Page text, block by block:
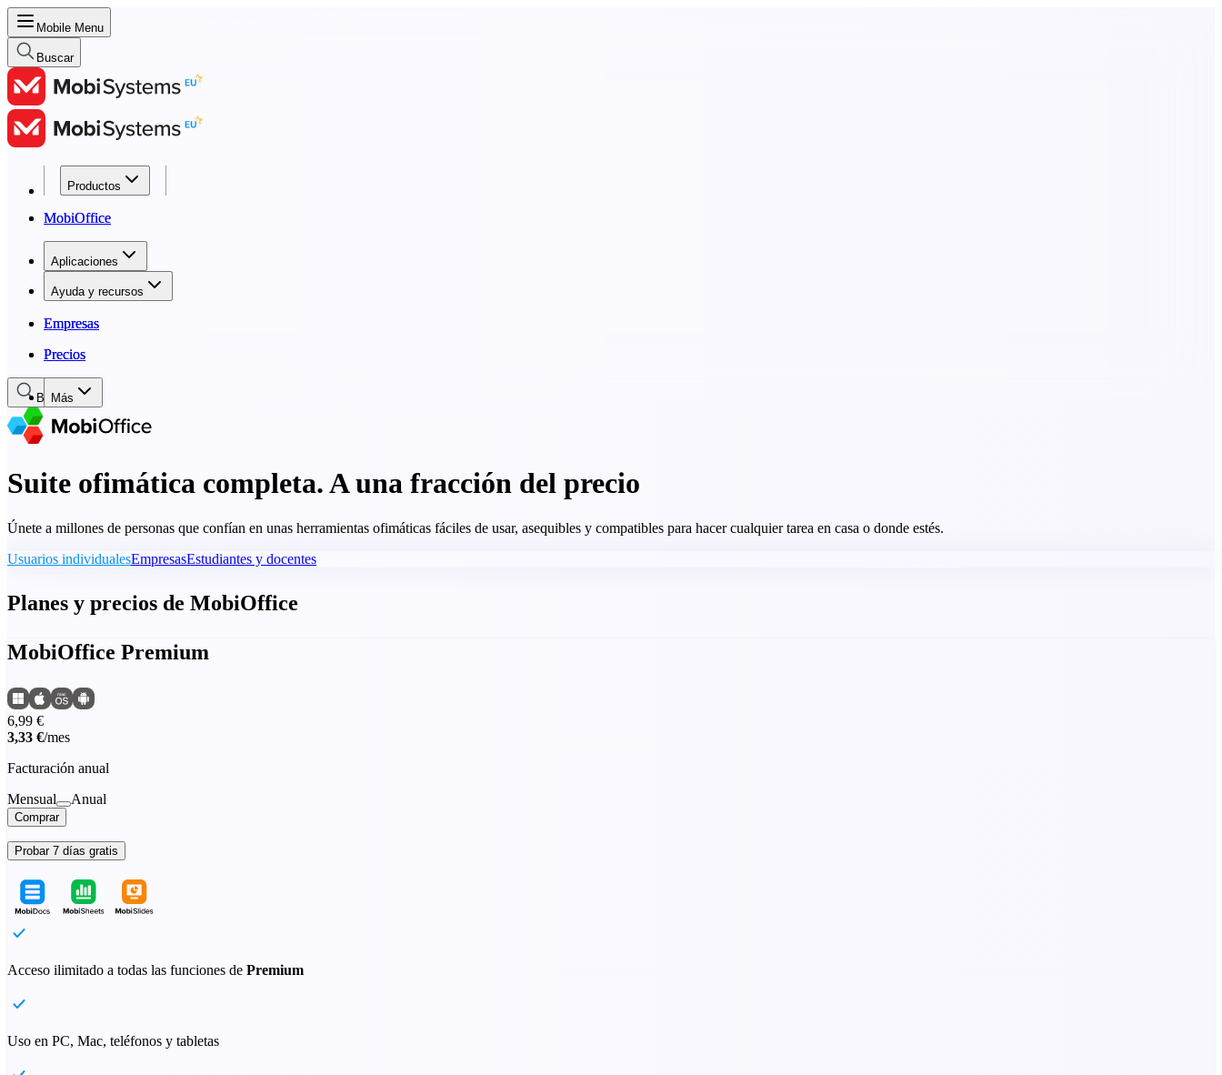
Mobile Menu
Buscar
Productos
MobiOffice
Aplicaciones
Ayuda y recursos
Empresas
Precios
Más
Productos
MobiOffice
Aplicaciones
Ayuda y recursos
Empresas
Precios
Buscar
Suite ofimática completa. A una fracción del precio
Únete a millones de personas que confían en unas herramientas ofimáticas fáciles de usar, asequibles y compatibles para hacer cualquier tarea en casa o donde estés.
Usuarios individualesEmpresasEstudiantes y docentes
Planes y precios de MobiOffice
MobiOffice Premium
6,99 €
3,33 €/mes
Facturación anual
Mensual
Anual
Comprar
Probar 7 días gratis
Acceso ilimitado a todas las funciones de Premium
Uso en PC, Mac, teléfonos y tabletas